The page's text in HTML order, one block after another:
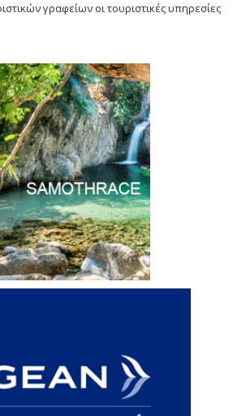
γραφείων οι τουριστικές υπηρεσίες